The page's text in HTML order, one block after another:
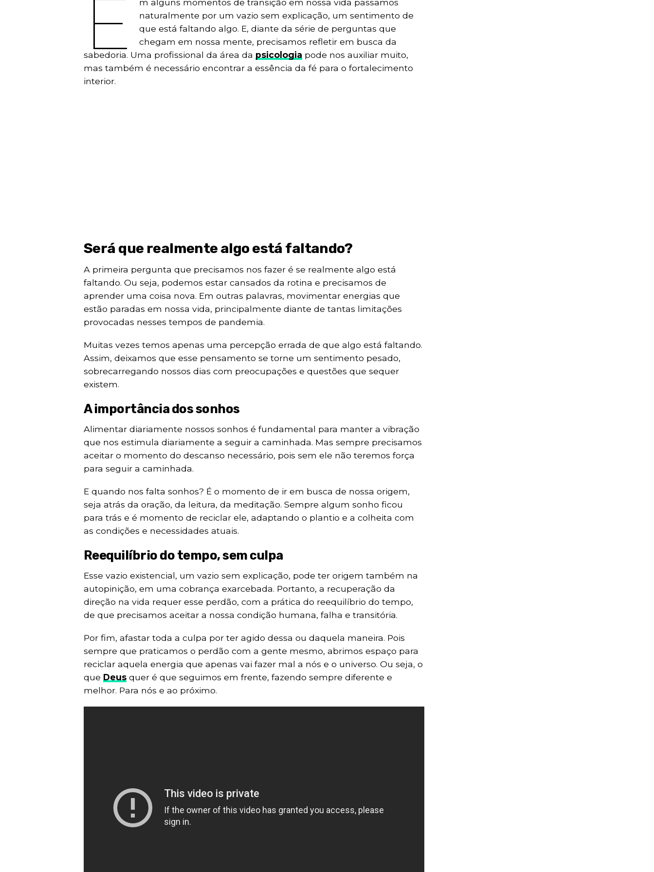
E
m alguns momentos de transição em nossa vida passamos
naturalmente por um vazio sem explicação, um sentimento de
que está faltando algo. E, diante da série de perguntas que
chegam em nossa mente, precisamos refletir em busca da
sabedoria. Uma profissional da área da psicologia pode nos auxiliar muito,
mas também é necessário encontrar a essência da fé para o fortalecimento
interior.
Será que realmente algo está faltando?
A primeira pergunta que precisamos nos fazer é se realmente algo está
faltando. Ou seja, podemos estar cansados da rotina e precisamos de
aprender uma coisa nova. Em outras palavras, movimentar energias que
estão paradas em nossa vida, principalmente diante de tantas limitações
provocadas nesses tempos de pandemia.
Muitas vezes temos apenas uma percepção errada de que algo está faltando.
Assim, deixamos que esse pensamento se torne um sentimento pesado,
sobrecarregando nossos dias com preocupações e questões que sequer
existem.
A importância dos sonhos
Alimentar diariamente nossos sonhos é fundamental para manter a vibração
que nos estimula diariamente a seguir a caminhada. Mas sempre precisamos
aceitar o momento do descanso necessário, pois sem ele não teremos força
para seguir a caminhada.
E quando nos falta sonhos? É o momento de ir em busca de nossa origem,
seja atrás da oração, da leitura, da meditação. Sempre algum sonho ficou
para trás e é momento de reciclar ele, adaptando o plantio e a colheita com
as condições e necessidades atuais.
Reequilíbrio do tempo, sem culpa
Esse vazio existencial, um vazio sem explicação, pode ter origem também na
autopinição, em uma cobrança exarcebada. Portanto, a recuperação da
direção na vida requer esse perdão, com a prática do reequilíbrio do tempo,
de que precisamos aceitar a nossa condição humana, falha e transitória.
Por fim, afastar toda a culpa por ter agido dessa ou daquela maneira. Pois
sempre que praticamos o perdão com a gente mesmo, abrimos espaço para
reciclar aquela energia que apenas vai fazer mal a nós e o universo. Ou seja, o
que Deus quer é que seguimos em frente, fazendo sempre diferente e
melhor. Para nós e ao próximo.